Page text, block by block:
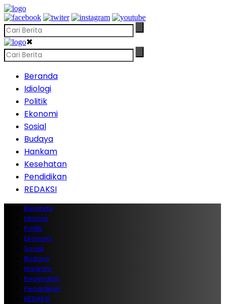
✖
Beranda
Idiologi
Politik
Ekonomi
Sosial
Budaya
Hankam
Kesehatan
Pendidikan
REDAKSI
Beranda
Idiologi
Politik
Ekonomi
Sosial
Budaya
Hankam
Kesehatan
Pendidikan
REDAKSI